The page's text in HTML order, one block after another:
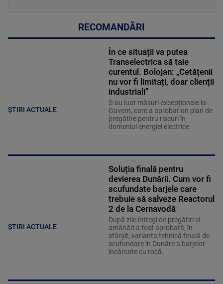
RECOMANDĂRI
ȘTIRI ACTUALE
În ce situații va putea
Transelectrica să taie
curentul. Bolojan: „Cetățenii
nu vor fi limitați, doar clienții
industriali”
S-au luat măsuri excepționale la
Guvern, care a aprobat un plan de
pregătire pentru riscuri în
domeniul energiei electrice.
ȘTIRI ACTUALE
Soluția finală pentru
devierea Dunării. Cum vor fi
scufundate barjele care
trebuie să salveze Reactorul
2 de la Cernavodă
După zile întregi de pregătiri și
amânări a fost aprobată, în
sfârșit, varianta tehnică finală de
scufundare în Dunăre a barjelor
încărcate cu rocă.